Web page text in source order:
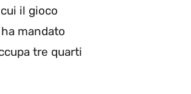
il gioco
mandato
tre quarti